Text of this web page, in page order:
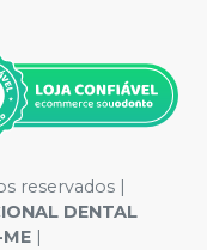
reservados |
DENTAL
|